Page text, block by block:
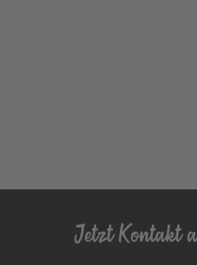
Jetzt Kontakt